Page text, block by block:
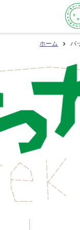
ホーム バ